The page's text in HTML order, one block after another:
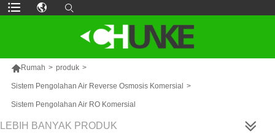
Rumah > produk >
Sistem Pengolahan Air Reverse Osmosis Komersial >
Sistem Pengolahan Air RO Komersial
LEBIH BANYAK PRODUK